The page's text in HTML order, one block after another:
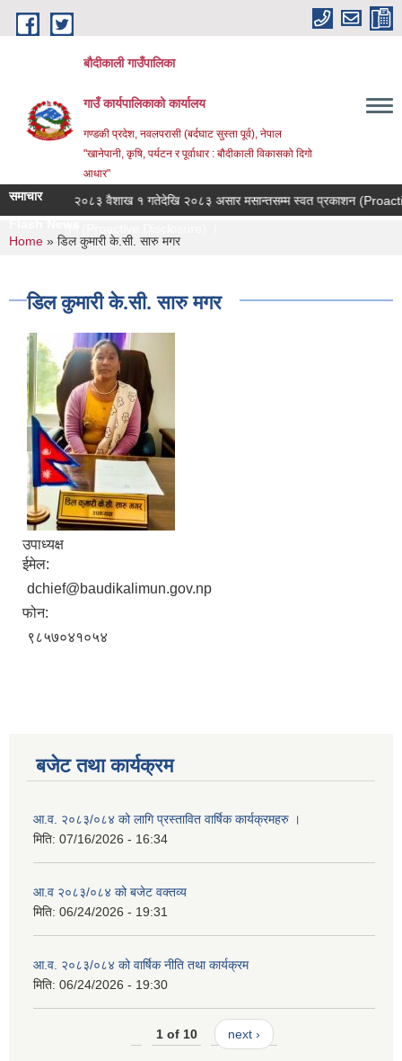
Skip to main content
बौदीकाली गाउँपालिका
गाउँ कार्यपालिकाको कार्यालय
गण्डकी प्रदेश, नवलपरासी (बर्दघाट सुस्ता पूर्व), नेपाल
"खानेपानी, कृषि, पर्यटन र पूर्वाधार : बौदीकाली विकासको दिगो
आधार"
समाचार
।
२०८३ वैशाख १ गतेदेखि २०८३ असार मसान्तसम्म स्वत प्रकाशन (Proactive
You are here
Home » डिल कुमारी के.सी. सारु मगर
डिल कुमारी के.सी. सारु मगर
उपाध्यक्ष
ईमेल:
dchief@baudikalimun.gov.np
फोन:
९८५७०४१०५४
बजेट तथा कार्यक्रम
आ.व. २०८३/०८४ को लागि प्रस्तावित वार्षिक कार्यक्रमहरु ।
मिति: 07/16/2026 - 16:34
आ.व २०८३/०८४ को बजेट वक्तव्य
मिति: 06/24/2026 - 19:31
आ.व. २०८३/०८४ को वार्षिक नीति तथा कार्यक्रम
मिति: 06/24/2026 - 19:30
1 of 10 next ›